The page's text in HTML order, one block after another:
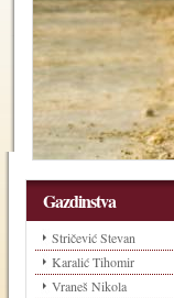
Gazdinstva
Stričević Stevan
Karalić Tihomir
Vraneš Nikola